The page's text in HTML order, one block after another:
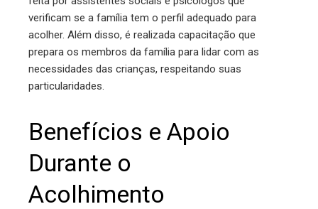
verificam se a família tem o perfil adequado para
acolher. Além disso, é realizada capacitação que
prepara os membros da família para lidar com as
necessidades das crianças, respeitando suas
particularidades.
Benefícios e Apoio
Durante o
Acolhimento